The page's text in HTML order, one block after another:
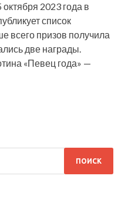
2023 года в
список
всего призов получила
две награды.
«Певец года» —